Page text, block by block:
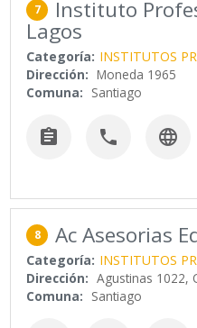
7 Instituto
Lagos
Categoría: INSTITUTOS
Dirección: Moneda 1965
Comuna: Santiago
  
8 Ac Asesorias
Categoría: INSTITUTOS
Dirección: Agustinas 1022,
Comuna: Santiago